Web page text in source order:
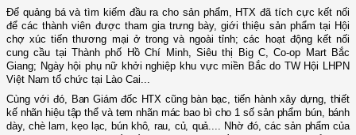
Để quảng bá và tìm kiếm đầu ra cho sản phẩm, HTX đã tích cực kết nối
để các thành viên được tham gia trưng bày, giới thiệu sản phẩm tại Hội
chợ xúc tiến thương mại ở trong và ngoài tỉnh; các hoạt động kết nối
cung cầu tại Thành phố Hồ Chí Minh, Siêu thị Big C, Co-op Mart Bắc
Giang; Ngày hội phụ nữ khởi nghiệp khu vực miền Bắc do TW Hội LHPN
Việt Nam tổ chức tại Lào Cai...
Cùng với đó, Ban Giám đốc HTX cũng bàn bạc, tiến hành xây dựng, thiết
kế nhãn hiệu tập thể và tem nhãn mác bao bì cho 1 số sản phẩm bún, bánh
dày, chè lam, kẹo lạc, bún khô, rau, củ, quả.... Nhờ đó, các sản phẩm của